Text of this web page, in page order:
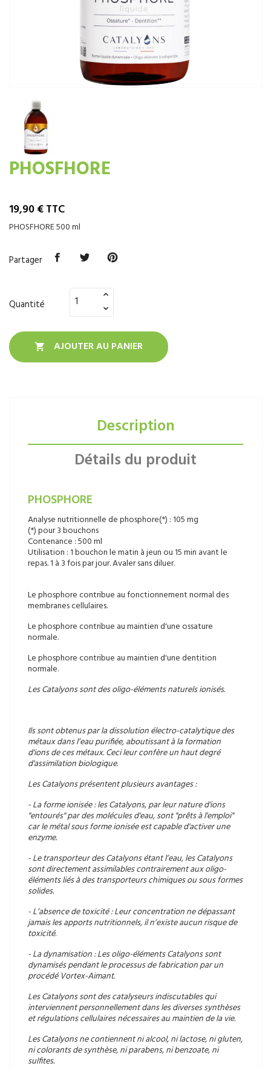
PHOSFHORE
19,90 €TTC
PHOSFHORE 500 ml
Partager
Quantité
 AJOUTER AU PANIER
Description
Détails du produit
PHOSPHORE
Analyse nutritionnelle de phosphore(*) : 105 mg
(*) pour 3 bouchons
Contenance : 500 ml
Utilisation : 1 bouchon le matin à jeun ou 15 min avant le
repas. 1 à 3 fois par jour. Avaler sans diluer.
Le phosphore contribue au fonctionnement normal des
membranes cellulaires.
Le phosphore contribue au maintien d'une ossature
normale.
Le phosphore contribue au maintien d'une dentition
normale.
Les Catalyons sont des oligo-éléments naturels ionisés.
Ils sont obtenus par la dissolution électro-catalytique des
métaux dans l’eau purifiée, aboutissant à la formation
d'ions de ces métaux. Ceci leur confère un haut degré
d'assimilation biologique.
Les Catalyons présentent plusieurs avantages :
- La forme ionisée : les Catalyons, par leur nature d'ions
"entourés" par des molécules d'eau, sont "prêts à l'emploi"
car le métal sous forme ionisée est capable d'activer une
enzyme.
- Le transporteur des Catalyons étant l’eau, les Catalyons
sont directement assimilables contrairement aux oligo-
éléments liés à des transporteurs chimiques ou sous formes
solides.
- L’absence de toxicité : Leur concentration ne dépassant
jamais les apports nutritionnels, il n’existe aucun risque de
toxicité.
- La dynamisation : Les oligo-éléments Catalyons sont
dynamisés pendant le processus de fabrication par un
procédé Vortex-Aimant.
Les Catalyons sont des catalyseurs indiscutables qui
interviennent personnellement dans les diverses synthèses
et régulations cellulaires nécessaires au maintien de la vie.
Les Catalyons ne contiennent ni alcool, ni lactose, ni gluten,
ni colorants de synthèse, ni parabens, ni benzoate, ni
sulfites.